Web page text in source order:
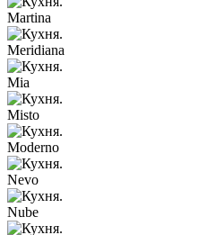
Martina
Meridiana
Mia
Misto
Moderno
Nevo
Nube